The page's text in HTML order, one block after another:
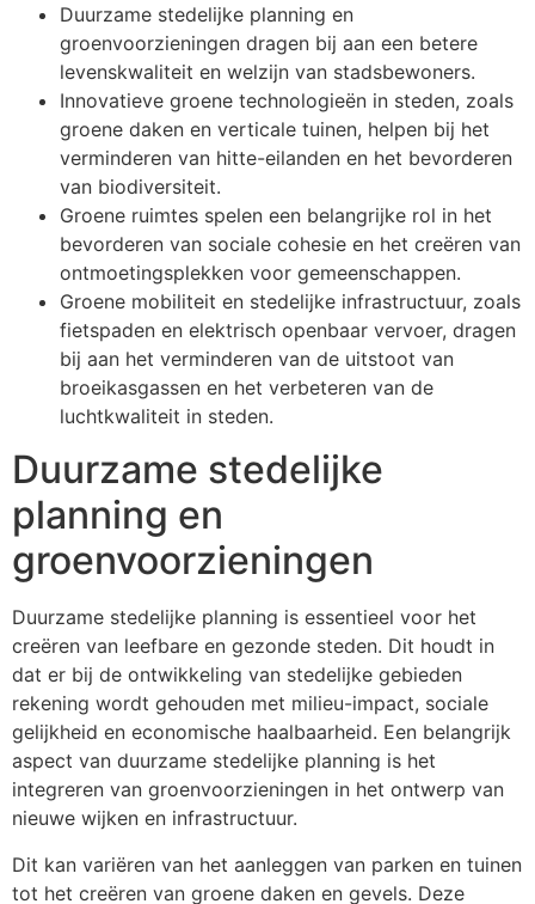
Duurzame stedelijke planning en
groenvoorzieningen dragen bij aan een betere
levenskwaliteit en welzijn van stadsbewoners.
Innovatieve groene technologieën in steden, zoals
groene daken en verticale tuinen, helpen bij het
verminderen van hitte-eilanden en het bevorderen
van biodiversiteit.
Groene ruimtes spelen een belangrijke rol in het
bevorderen van sociale cohesie en het creëren van
ontmoetingsplekken voor gemeenschappen.
Groene mobiliteit en stedelijke infrastructuur, zoals
fietspaden en elektrisch openbaar vervoer, dragen
bij aan het verminderen van de uitstoot van
broeikasgassen en het verbeteren van de
luchtkwaliteit in steden.
Duurzame stedelijke
planning en
groenvoorzieningen
Duurzame stedelijke planning is essentieel voor het
creëren van leefbare en gezonde steden. Dit houdt in
dat er bij de ontwikkeling van stedelijke gebieden
rekening wordt gehouden met milieu-impact, sociale
gelijkheid en economische haalbaarheid. Een belangrijk
aspect van duurzame stedelijke planning is het
integreren van groenvoorzieningen in het ontwerp van
nieuwe wijken en infrastructuur.
Dit kan variëren van het aanleggen van parken en tuinen
tot het creëren van groene daken en gevels. Deze